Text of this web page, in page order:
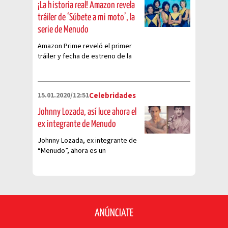
¡La historia real! Amazon revela
tráiler de ‘Súbete a mi moto’, la
serie de Menudo
Amazon Prime reveló el primer
tráiler y fecha de estreno de la
15.01.2020/12:51Celebridades
Johnny Lozada, así luce ahora el
ex integrante de Menudo
Johnny Lozada, ex integrante de
“Menudo”, ahora es un
ANÚNCIATE